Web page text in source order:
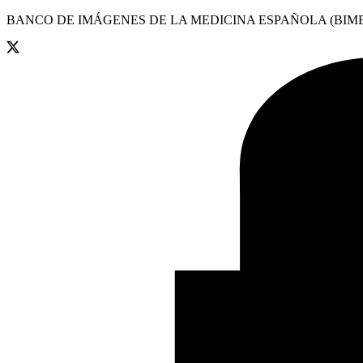
BANCO DE IMÁGENES DE LA MEDICINA ESPAÑOLA